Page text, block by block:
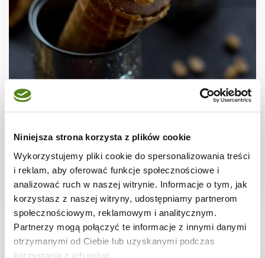
Niniejsza strona korzysta z plików cookie
Wykorzystujemy pliki cookie do spersonalizowania treści
i reklam, aby oferować funkcje społecznościowe i
analizować ruch w naszej witrynie. Informacje o tym, jak
korzystasz z naszej witryny, udostępniamy partnerom
społecznościowym, reklamowym i analitycznym.
Partnerzy mogą połączyć te informacje z innymi danymi
otrzymanymi od Ciebie lub uzyskanymi podczas
korzystania z ich usług.
(bez cukru, bez laktozy, wegańskie)
12 godz. 2760 kcal -